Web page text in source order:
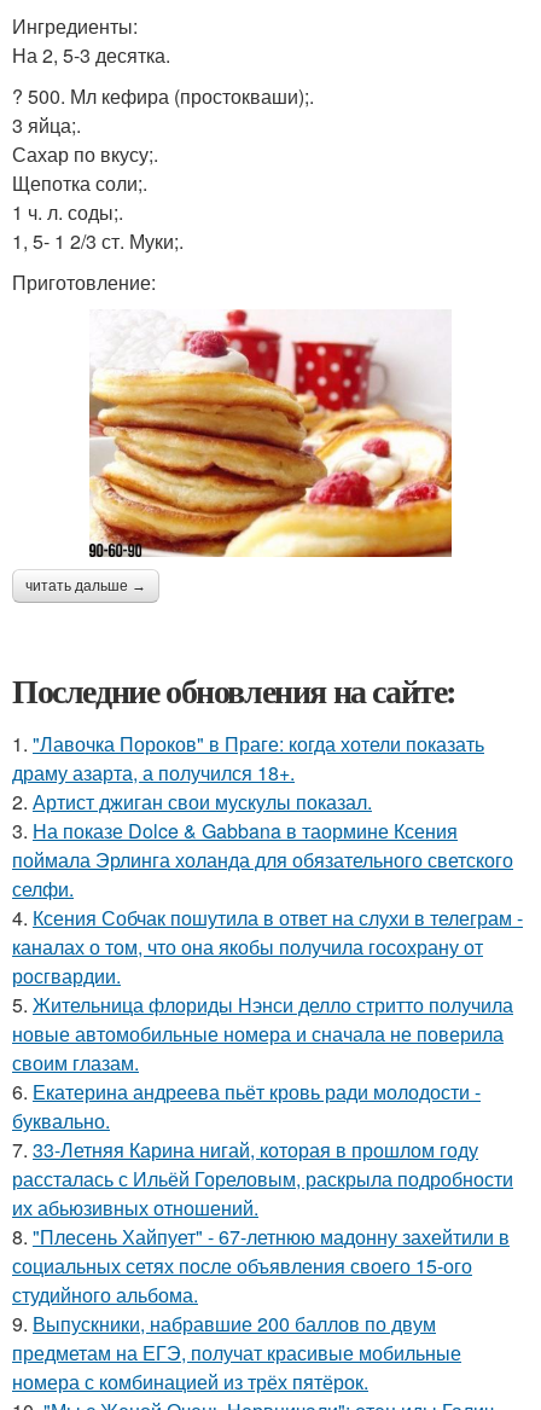
Ингредиенты:
На 2, 5-3 десятка.
? 500. Мл кефира (простокваши);.
3 яйца;.
Сахар по вкусу;.
Щепотка соли;.
1 ч. л. соды;.
1, 5- 1 2/3 ст. Муки;.
Приготовление:
читать дальше →
Последние обновления на сайте:
1. "Лавочка Пороков" в Праге: когда хотели показать
драму азарта, а получился 18+.
2. Артист джиган свои мускулы показал.
3. На показе Dolce & Gabbana в таормине Ксения
поймала Эрлинга холанда для обязательного светского
селфи.
4. Ксения Собчак пошутила в ответ на слухи в телеграм -
каналах о том, что она якобы получила госохрану от
росгвардии.
5. Жительница флориды Нэнси делло стритто получила
новые автомобильные номера и сначала не поверила
своим глазам.
6. Екатерина андреева пьёт кровь ради молодости -
буквально.
7. 33-Летняя Карина нигай, которая в прошлом году
рассталась с Ильёй Гореловым, раскрыла подробности
их абьюзивных отношений.
8. "Плесень Хайпует" - 67-летнюю мадонну захейтили в
социальных сетях после объявления своего 15-ого
студийного альбома.
9. Выпускники, набравшие 200 баллов по двум
предметам на ЕГЭ, получат красивые мобильные
номера с комбинацией из трёх пятёрок.